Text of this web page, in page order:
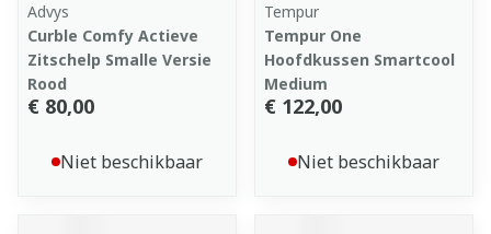
Advys
Curble Comfy Actieve
Zitschelp Smalle Versie
Rood
€ 80,00
Niet beschikbaar
Tempur
Tempur One
Hoofdkussen Smartcool
Medium
€ 122,00
Niet beschikbaar